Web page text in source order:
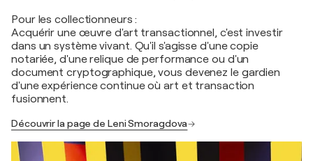
Pour les collectionneurs :
Acquérir une œuvre d'art transactionnel, c'est investir
dans un système vivant. Qu'il s'agisse d'une copie
notariée, d'une relique de performance ou d'un
document cryptographique, vous devenez le gardien
d'une expérience continue où art et transaction
fusionnent.
Découvrir la page de Leni Smoragdova